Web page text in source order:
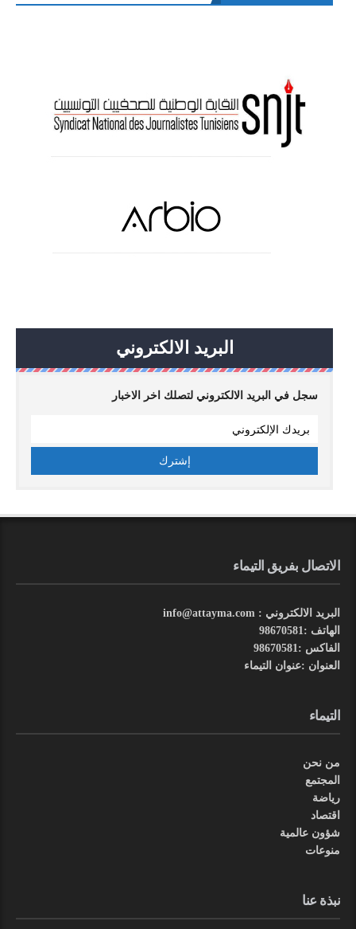
البريد الالكتروني
سجل في البريد الالكتروني لتصلك اخر الاخبار
الاتصال بفريق التيماء
البريد الالكتروني : info@attayma.com
الهاتف :98670581
الفاكس :98670581
العنوان :عنوان التيماء
التيماء
من نحن
المجتمع
رياضة
اقتصاد
شؤون عالمية
منوعات
نبذة عنا